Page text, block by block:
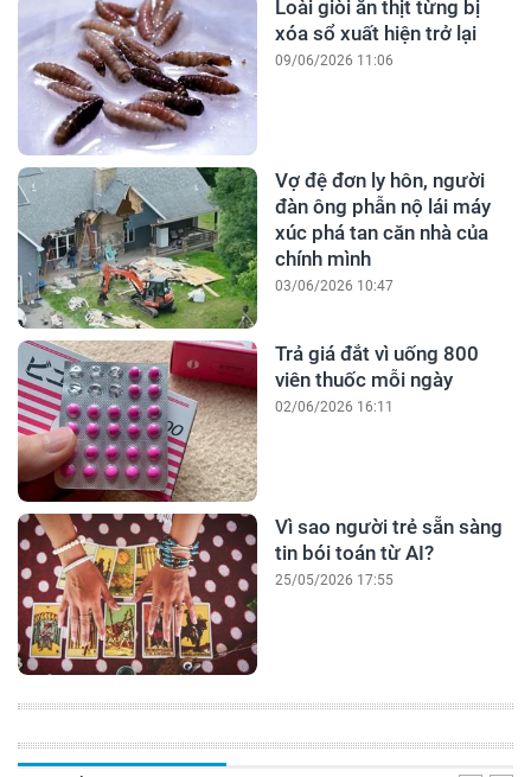
Loài giòi ăn thịt từng bị
xóa sổ xuất hiện trở lại
09/06/2026 11:06
Vợ đệ đơn ly hôn, người
đàn ông phẫn nộ lái máy
xúc phá tan căn nhà của
chính mình
03/06/2026 10:47
Trả giá đắt vì uống 800
viên thuốc mỗi ngày
02/06/2026 16:11
Vì sao người trẻ sẵn sàng
tin bói toán từ AI?
25/05/2026 17:55